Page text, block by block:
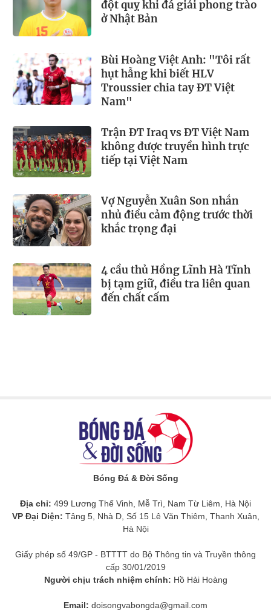
đột quỵ khi đá giải phong trào
ở Nhật Bản
Bùi Hoàng Việt Anh: "Tôi rất
hụt hẫng khi biết HLV
Troussier chia tay ĐT Việt
Nam"
Trận ĐT Iraq vs ĐT Việt Nam
không được truyền hình trực
tiếp tại Việt Nam
Vợ Nguyễn Xuân Son nhắn
nhủ điều cảm động trước thời
khắc trọng đại
4 cầu thủ Hồng Lĩnh Hà Tĩnh
bị tạm giữ, điều tra liên quan
đến chất cấm
Bóng Đá & Đời Sống
Địa chỉ: 499 Lương Thế Vinh, Mễ Trì, Nam Từ Liêm, Hà Nội
VP Đại Diện: Tâng 5, Nhà D, Số 15 Lê Văn Thiêm, Thanh Xuân,
Hà Nội
Giấy phép số 49/GP - BTTTT do Bộ Thông tin và Truyền thông
cấp 30/01/2019
Người chịu trách nhiệm chính: Hồ Hải Hoàng
Email: doisongvabongda@gmail.com